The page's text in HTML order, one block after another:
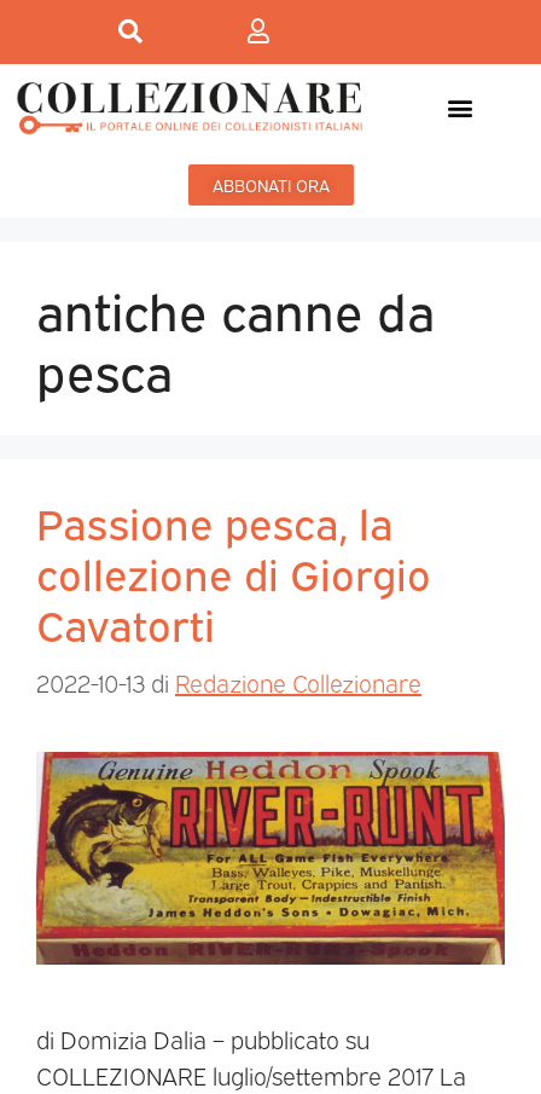
ABBONATI ORA
antiche canne da
pesca
Passione pesca, la
collezione di Giorgio
Cavatorti
2022-10-13 di Redazione Collezionare
di Domizia Dalia – pubblicato su
COLLEZIONARE luglio/settembre 2017 La